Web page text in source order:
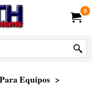
0
Equipos >